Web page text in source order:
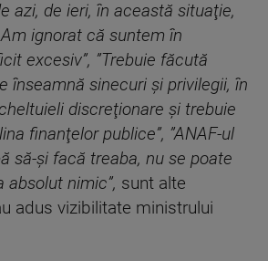
azi, de ieri, în această situaţie,
ignorat că suntem în
excesiv”, ”Trebuie făcută
înseamnă sinecuri şi privilegii, în
discreţionare şi trebuie
finanţelor publice”, ”ANAF-ul
să-şi facă treaba, nu se poate
absolut nimic”, sunt alte
adus vizibilitate ministrului